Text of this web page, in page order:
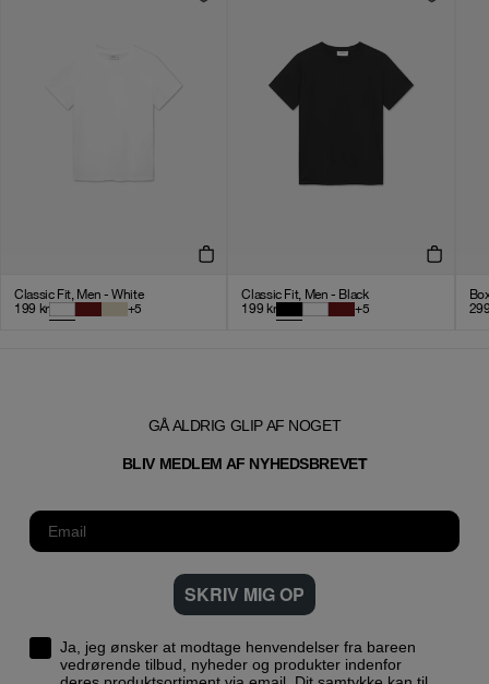
Classic Fit, Men - White
199 kr +5
Classic Fit, Men - Black
199 kr +5
GÅ ALDRIG GLIP AF NOGET
BLIV MEDLEM AF NYHEDSBREVET
SKRIV MIG OP
Ja, jeg ønsker at modtage henvendelser fra bareen
vedrørende tilbud, nyheder og produkter indenfor